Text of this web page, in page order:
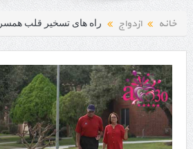
خانه ازدواج راه های تسخیر قلب همسر